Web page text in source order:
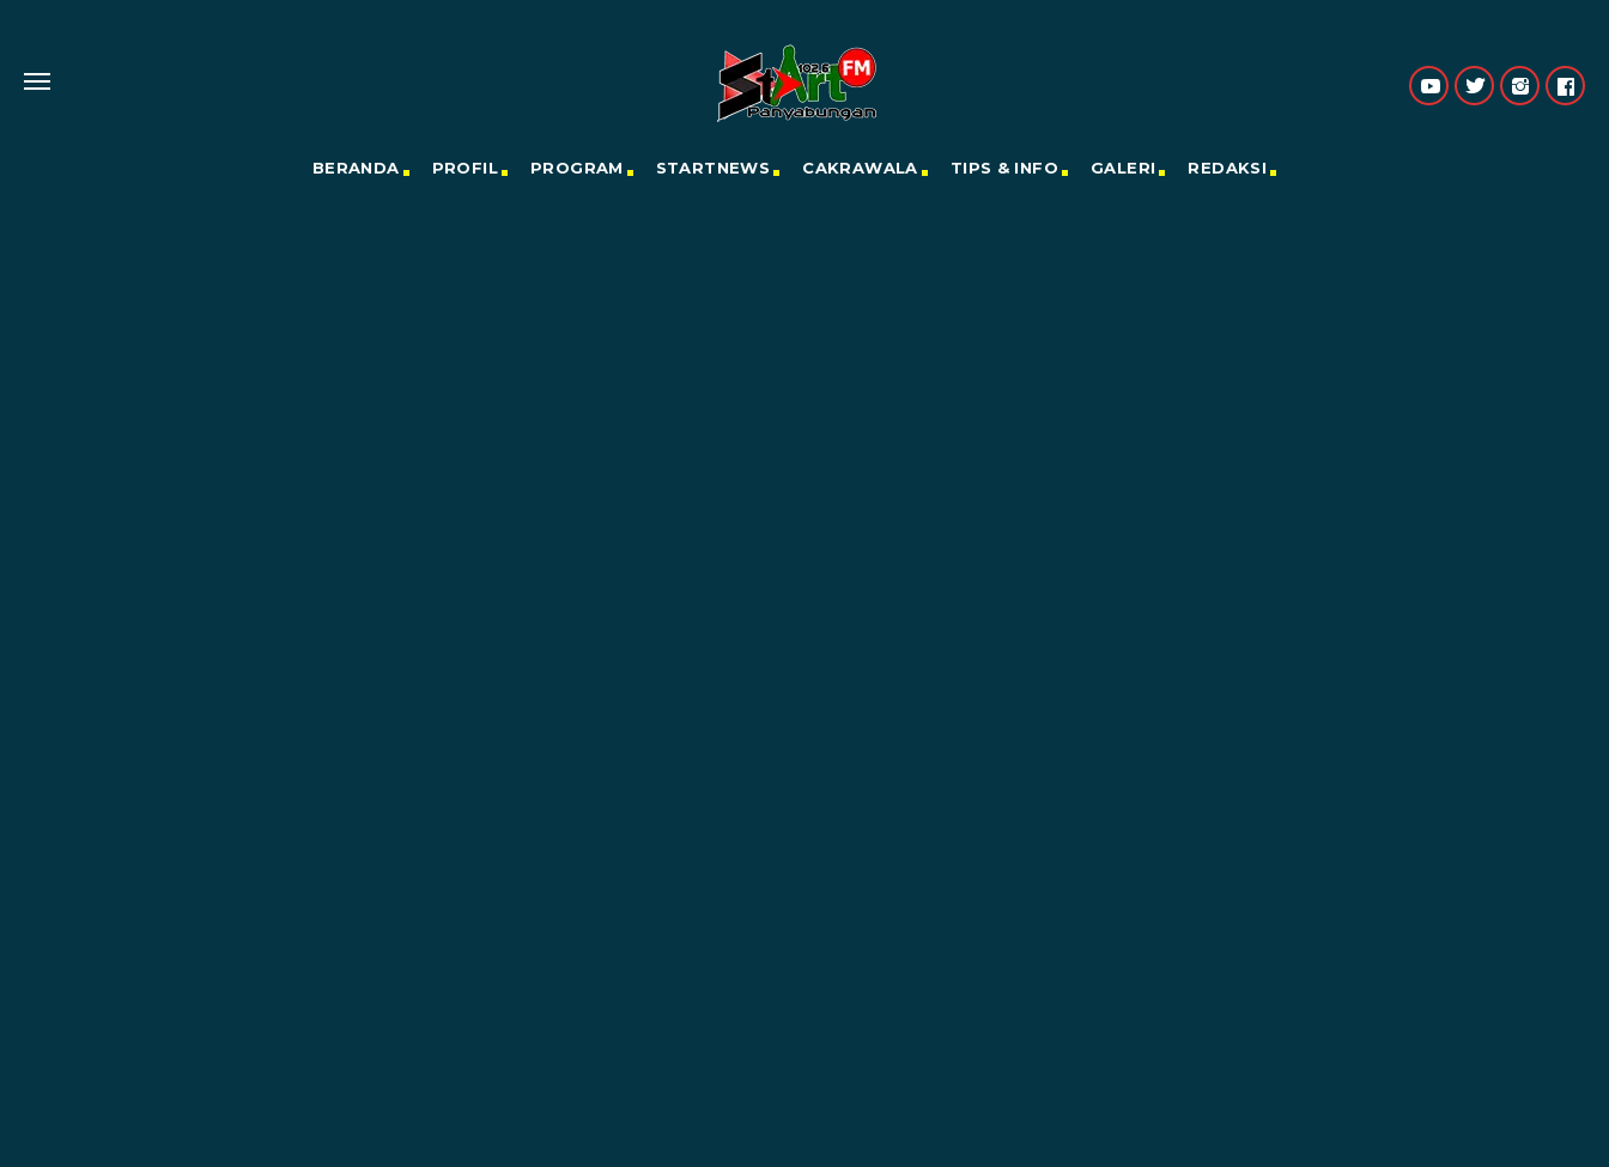
BERANDA PROFIL PROGRAM STARTNEWS CAKRAWALA TIPS & INFO GALERI REDAKSI